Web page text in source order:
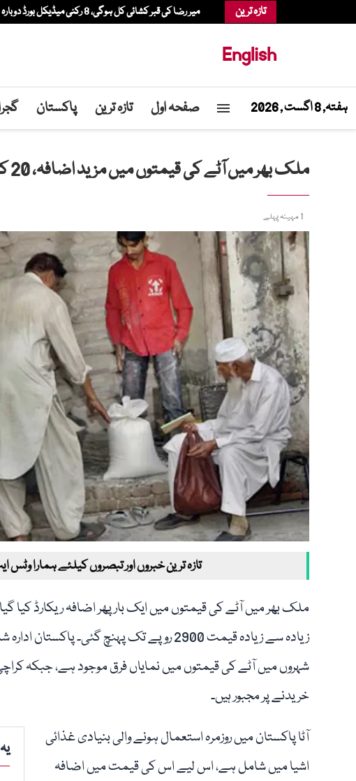
تازہ ترین میر رضا کی قبر کشائی کل ہوگی، 8 رکنی میڈیکل بورڈ دوبارہ بحال
English
ہفتہ, 8 اگست , 2026 صفحہ اول تازہ ترین پاکستان
ملک بھر میں آٹے کی قیمتوں میں مزید اضافہ، 20 کلو تھیلا 2900 روپے تک پہنچ گیا
1 مہینہ پہلے
تازہ ترین خبروں اور تبصروں کیلئے ہمارا وٹس
زیادہ سے زیادہ قیمت 2900 روپے تک پہنچ گئی۔
شہروں میں آٹے کی قیمتوں میں نمایاں فرق موجود ہے، جبکہ
خریدنے پر مجبور ہیں۔
آٹا پاکستان میں روزمرہ استعمال ہونے والی بنیادی غذائی
اشیا میں شامل ہے، اس لیے اس کی قیمت میں اضافہ